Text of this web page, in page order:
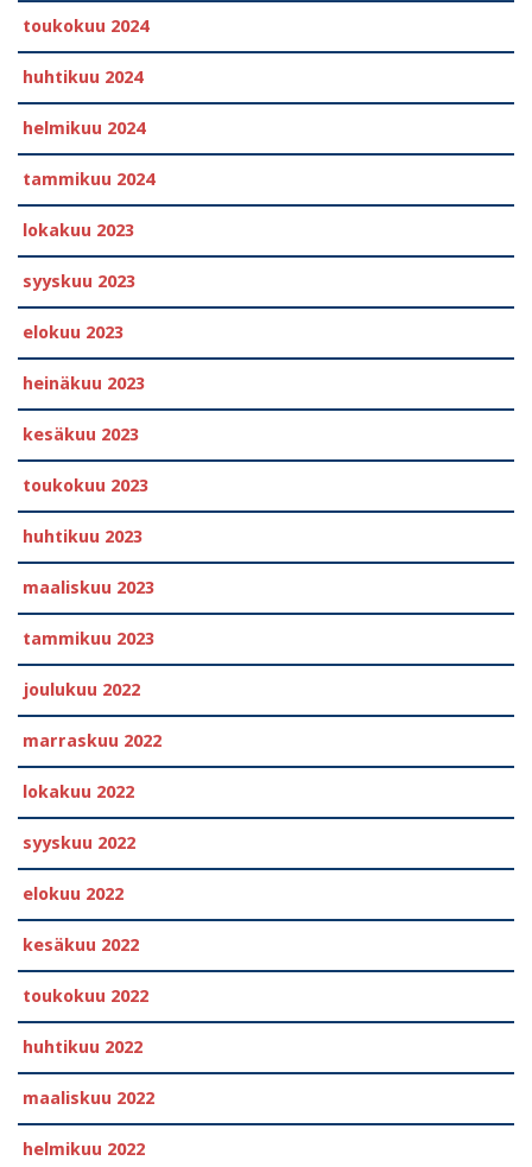
toukokuu 2024
huhtikuu 2024
helmikuu 2024
tammikuu 2024
lokakuu 2023
syyskuu 2023
elokuu 2023
heinäkuu 2023
kesäkuu 2023
toukokuu 2023
huhtikuu 2023
maaliskuu 2023
tammikuu 2023
joulukuu 2022
marraskuu 2022
lokakuu 2022
syyskuu 2022
elokuu 2022
kesäkuu 2022
toukokuu 2022
huhtikuu 2022
maaliskuu 2022
helmikuu 2022